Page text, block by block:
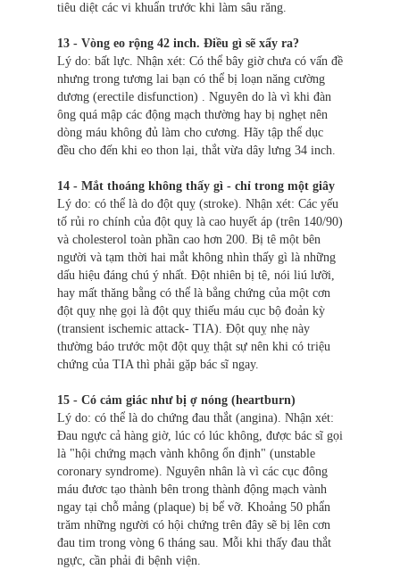
tiêu diệt các vi khuẩn trước khi làm sâu răng.
13 - Vòng eo rộng 42 inch. Điều gì sẽ xẩy ra?
Lý do: bất lực. Nhận xét: Có thể bây giờ chưa có vấn đề
nhưng trong tương lai bạn có thể bị loạn năng cường
dương (erectile disfunction) . Nguyên do là vì khi đàn
ông quá mập các động mạch thường hay bị nghẹt nên
dòng máu không đủ làm cho cương. Hãy tập thể dục
đều cho đến khi eo thon lại, thắt vừa dây lưng 34 inch.
14 - Mắt thoáng không thấy gì - chỉ trong một giây
Lý do: có thể là do đột quỵ (stroke). Nhận xét: Các yếu
tố rủi ro chính của đột quỵ là cao huyết áp (trên 140/90)
và cholesterol toàn phần cao hơn 200. Bị tê một bên
người và tạm thời hai mắt không nhìn thấy gì là những
dấu hiệu đáng chú ý nhất. Đột nhiên bị tê, nói liú lưỡi,
hay mất thăng bằng có thể là bẳng chứng của một cơn
đột quỵ nhẹ gọi là đột quỵ thiếu máu cục bộ đoản kỳ
(transient ischemic attack- TIA). Đột quỵ nhẹ này
thường báo trước một đột quỵ thật sự nên khi có triệu
chứng của TIA thì phải gặp bác sĩ ngay.
15 - Có cảm giác như bị ợ nóng (heartburn)
Lý do: có thể là do chứng đau thắt (angina). Nhận xét:
Đau ngực cả hàng giờ, lúc có lúc không, được bác sĩ gọi
là "hội chứng mạch vành không ổn định" (unstable
coronary syndrome). Nguyên nhân là vì các cục đông
máu đươc tạo thành bên trong thành động mạch vành
ngay tại chỗ mảng (plaque) bị bể vỡ. Khoảng 50 phẩn
trăm những người có hội chứng trên đây sẽ bị lên cơn
đau tim trong vòng 6 tháng sau. Mỗi khi thấy đau thắt
ngực, cần phải đi bệnh viện.